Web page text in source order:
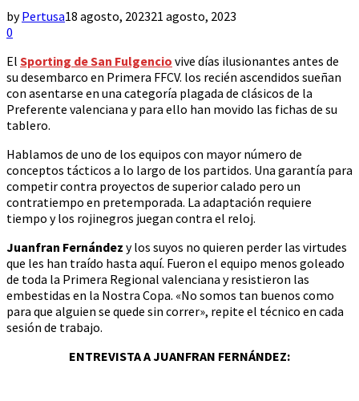
byPertusa18 agosto, 202321 agosto, 2023
0
El Sporting de San Fulgencio vive días ilusionantes antes de
su desembarco en Primera FFCV. los recién ascendidos sueñan
con asentarse en una categoría plagada de clásicos de la
Preferente valenciana y para ello han movido las fichas de su
tablero.
Hablamos de uno de los equipos con mayor número de
conceptos tácticos a lo largo de los partidos. Una garantía para
competir contra proyectos de superior calado pero un
contratiempo en pretemporada. La adaptación requiere
tiempo y los rojinegros juegan contra el reloj.
Juanfran Fernández y los suyos no quieren perder las virtudes
que les han traído hasta aquí. Fueron el equipo menos goleado
de toda la Primera Regional valenciana y resistieron las
embestidas en la Nostra Copa. «No somos tan buenos como
para que alguien se quede sin correr», repite el técnico en cada
sesión de trabajo.
ENTREVISTA A JUANFRAN FERNÁNDEZ: